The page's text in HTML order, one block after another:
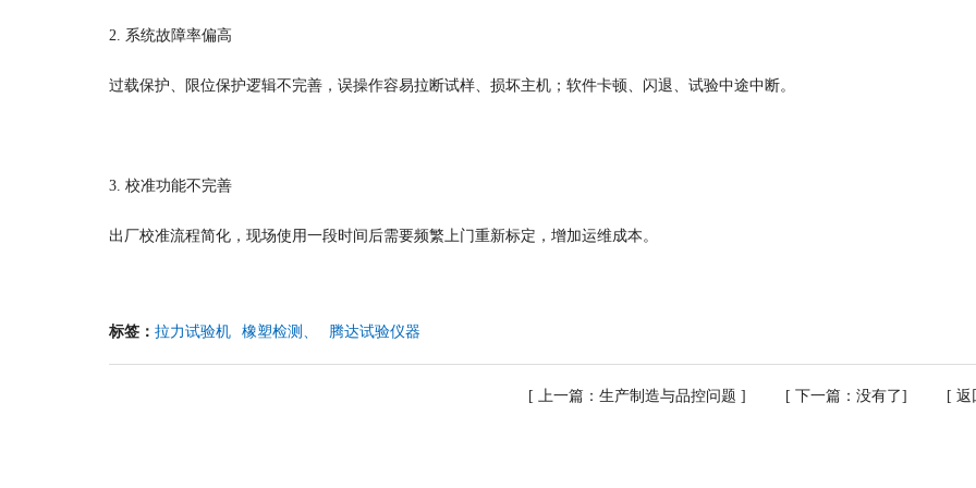
2. 系统故障率偏高
过载保护、限位保护逻辑不完善，误操作容易拉断试样、损坏主机；软件卡顿、闪退、试验中途中断。
3. 校准功能不完善
出厂校准流程简化，现场使用一段时间后需要频繁上门重新标定，增加运维成本。
标签： 拉力试验机 橡塑检测、 腾达试验仪器
[ 上一篇： 生产制造与品控问题 ] [ 下一篇：没有了] [ 返